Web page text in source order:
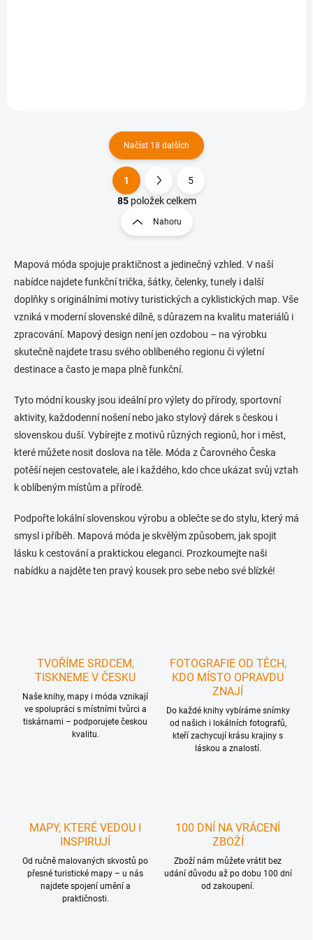
O
v
á
d
c
í
p
r
v
k
y
v
ý
i
s
u
Načíst 18 dalších
S
t
r
á
k
o
v
á
n
í
1
5
85položek celkem
Nahoru
Mapová móda spojuje praktičnost a jedinečný vzhled. V naší
nabídce najdete funkční trička, šátky, čelenky, tunely i další
doplňky s originálními motivy turistických a cyklistických map. Vše
vzniká v moderní slovenské dílně, s důrazem na kvalitu materiálů i
zpracování. Mapový design není jen ozdobou – na výrobku
skutečně najdete trasu svého oblíbeného regionu či výletní
destinace a často je mapa plně funkční.
Tyto módní kousky jsou ideální pro výlety do přírody, sportovní
aktivity, každodenní nošení nebo jako stylový dárek s českou i
slovenskou duší. Vybírejte z motivů různých regionů, hor i měst,
které můžete nosit doslova na těle. Móda z Čarovného Česka
potěší nejen cestovatele, ale i každého, kdo chce ukázat svůj vztah
k oblíbeným místům a přírodě.
Podpořte lokální slovenskou výrobu a oblečte se do stylu, který má
smysl i příběh. Mapová móda je skvělým způsobem, jak spojit
lásku k cestování a praktickou eleganci. Prozkoumejte naši
nabídku a najděte ten pravý kousek pro sebe nebo své blízké!
TVOŘÍME SRDCEM,
TISKNEME V ČESKU
Naše knihy, mapy i móda vznikají
ve spolupráci s místními tvůrci a
tiskárnami – podporujete českou
kvalitu.
FOTOGRAFIE OD TĚCH,
KDO MÍSTO OPRAVDU
ZNAJÍ
Do každé knihy vybíráme snímky
od našich i lokálních fotografů,
kteří zachycují krásu krajiny s
láskou a znalostí.
MAPY, KTERÉ VEDOU I
INSPIRUJÍ
Od ručně malovaných skvostů po
přesné turistické mapy – u nás
najdete spojení umění a
praktičnosti.
100 DNÍ NA VRÁCENÍ
ZBOŽÍ
Zboží nám můžete vrátit bez
udání důvodu až po dobu 100 dní
od zakoupení.